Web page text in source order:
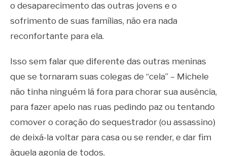
o desaparecimento das outras jovens e o
sofrimento de suas famílias, não era nada
reconfortante para ela.
Isso sem falar que diferente das outras meninas
que se tornaram suas colegas de “cela” – Michele
não tinha ninguém lá fora para chorar sua ausência,
para fazer apelo nas ruas pedindo paz ou tentando
comover o coração do sequestrador (ou assassino)
de deixá-la voltar para casa ou se render, e dar fim
àquela agonia de todos.